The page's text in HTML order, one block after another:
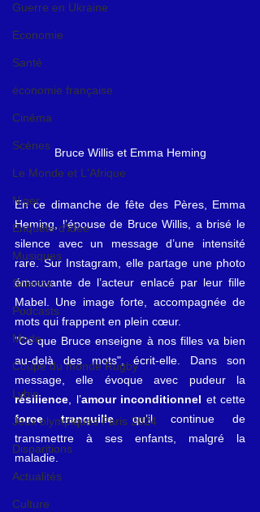
Guerre en Ukraine
Economie
Santé
économie française
Cinéma
Scènes
Le Monde et L'Afrique
Niger
Enquête d'idée
Musiques
Science
Podcasts
Mode
Coupe du monde Rugby
Lybie
Jeux olympiques Paris 2024
Disparitions
Actualités
Culture
Bruce Willis et Emma Heming
En ce dimanche de fête des Pères, Emma
Heming, l’épouse de Bruce Willis, a brisé le
silence avec un message d’une intensité
rare. Sur Instagram, elle partage une photo
émouvante de l’acteur enlacé par leur fille
Mabel. Une image forte, accompagnée de
mots qui frappent en plein cœur.
"Ce que Bruce enseigne à nos filles va bien
au-delà des mots", écrit-elle. Dans son
résilience, l’amour inconditionnel
force tranquille qu’il continue de
transmettre à ses enfants, malgré la
maladie.